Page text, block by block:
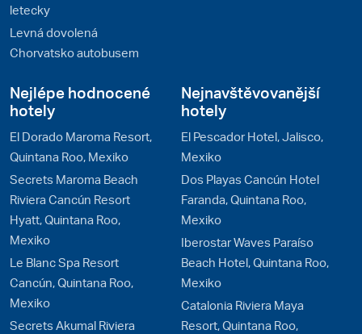
letecky
Levná dovolená
Chorvatsko autobusem
Nejlépe hodnocené
hotely
El Dorado Maroma Resort,
Quintana Roo, Mexiko
Secrets Maroma Beach
Riviera Cancún Resort
Hyatt, Quintana Roo,
Mexiko
Le Blanc Spa Resort
Cancún, Quintana Roo,
Mexiko
Secrets Akumal Riviera
Nejnavštěvovanější
hotely
El Pescador Hotel, Jalisco,
Mexiko
Dos Playas Cancún Hotel
Faranda, Quintana Roo,
Mexiko
Iberostar Waves Paraíso
Beach Hotel, Quintana Roo,
Mexiko
Catalonia Riviera Maya
Resort, Quintana Roo,